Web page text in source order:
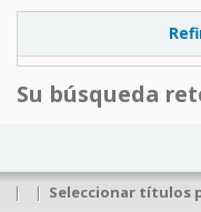
Su búsqueda
| | Seleccionar títulos